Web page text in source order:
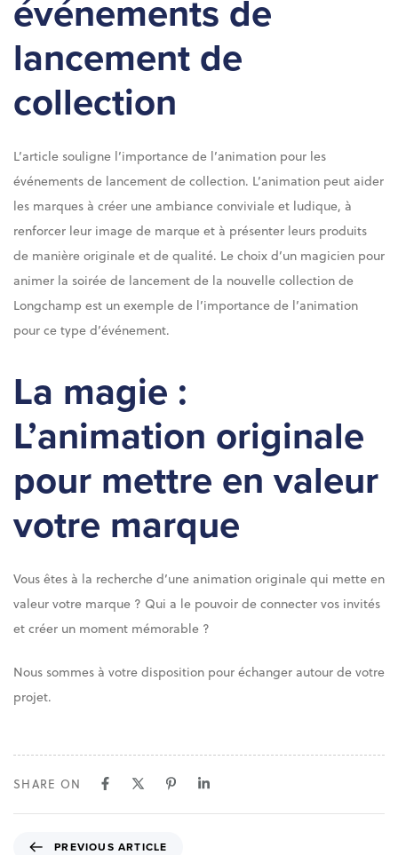
événements de
lancement de
collection
L’article souligne l’importance de l’animation pour les
événements de lancement de collection. L’animation peut aider
les marques à créer une ambiance conviviale et ludique, à
renforcer leur image de marque et à présenter leurs produits
de manière originale et de qualité. Le choix d’un magicien pour
animer la soirée de lancement de la nouvelle collection de
Longchamp est un exemple de l’importance de l’animation
pour ce type d’événement.
La magie :
L’animation originale
pour mettre en valeur
votre marque
Vous êtes à la recherche d’une animation originale qui mette en
valeur votre marque ? Qui a le pouvoir de connecter vos invités
et créer un moment mémorable ?
Nous sommes à votre disposition pour échanger autour de votre
projet.
SHARE ON
PREVIOUS ARTICLE